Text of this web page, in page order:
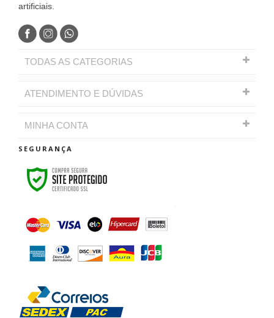
artificiais.
TODAS AS CATEGORIAS
ATENDIMENTO E DÚVIDAS
MINHA CONTA
SEGURANÇA